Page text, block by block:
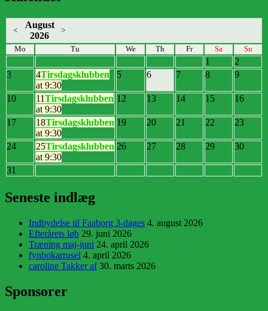
<
August
2026
>
Mo Tu We Th Fr Sa Su
1
2
3
4Tirsdagsklubben
at 9:30
5 6 7 8 9
10 11Tirsdagsklubben
at 9:30
12 13 14 15 16
17 18Tirsdagsklubben
at 9:30
19 20 21 22 23
24 25Tirsdagsklubben
at 9:30
26 27 28 29 30
31
Seneste indlæg
Indbydelse til Faaborg 3-dages 4. august 2026
Efterårets løb 29. juni 2026
Træning maj-juni 24. april 2026
fynbokarrusel 4. april 2026
caroline Takker af 30. marts 2026
Sponsorer